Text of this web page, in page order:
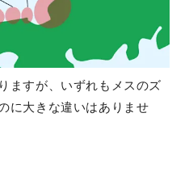
ますが、いずれもメスのズ
に大きな違いはありませ